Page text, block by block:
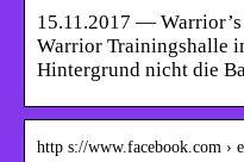
15.11.2017 —
Warrior Trainingshalle
Hintergrund nicht die
http s://www.facebook.com ›